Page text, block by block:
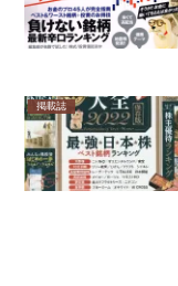
掲載誌